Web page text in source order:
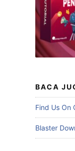
BACA
Find Us On
Blaster